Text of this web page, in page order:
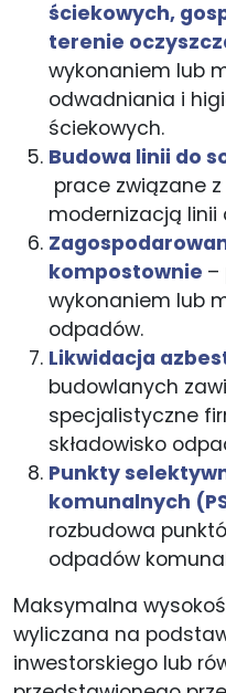
ściekowych,
terenie
wykonaniem lub
odwadniania i
ściekowych.
Budowa linii do
prace związane
modernizacją
kompostownie –
wykonaniem lub
odpadów.
Likwidacja
budowlanych
specjalistyczne
składowisko
Punkty
komunalnych
rozbudowa
odpadów
Maksymalna
wyliczana na
inwestorskiego lub